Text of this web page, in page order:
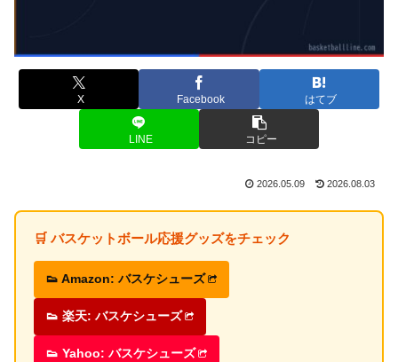
X Facebook はてブ
LINE コピー
2026.05.09 2026.08.03
🛒 バスケットボール応援グッズをチェック
👟 Amazon: バスケシューズ
👟 楽天: バスケシューズ
👟 Yahoo: バスケシューズ